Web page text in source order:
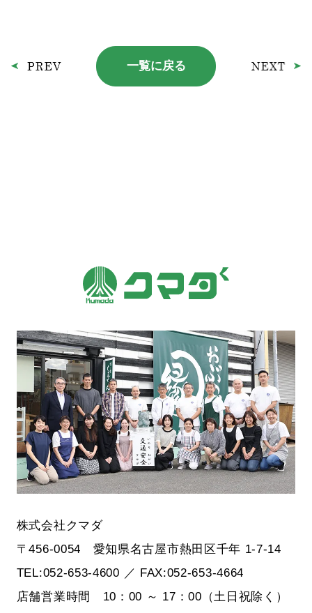
一覧に戻る
株式会社クマダ
〒456-0054 愛知県名古屋市熱田区千年 1-7-14
TEL:052-653-4600 ／ FAX:052-653-4664
店舗営業時間 10：00 ～ 17：00（土日祝除く）